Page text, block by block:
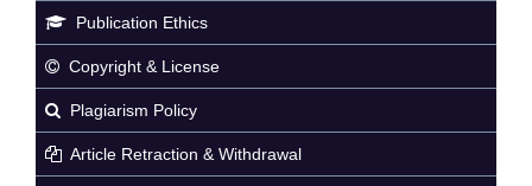
Publication Ethics
Copyright & License
Plagiarism Policy
Article Retraction & Withdrawal